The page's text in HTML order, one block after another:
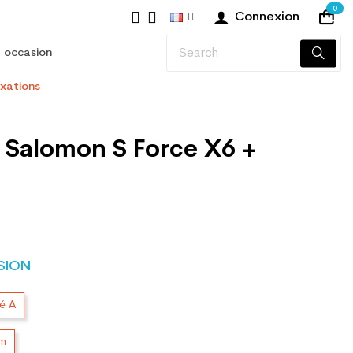
Connexion
0
occasion
S Force X6 +
A